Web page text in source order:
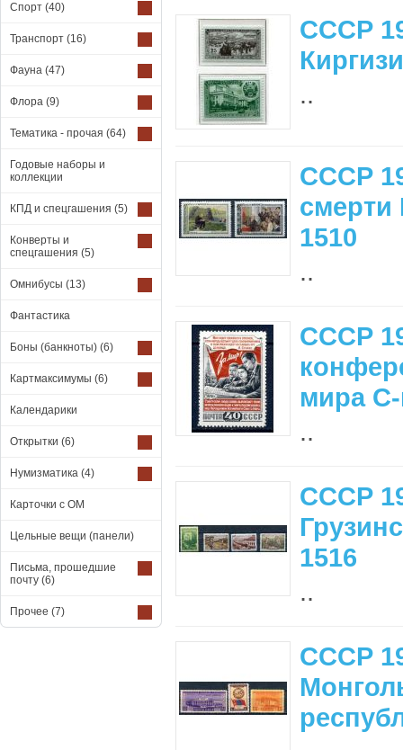
Спорт (40)
Транспорт (16)
Фауна (47)
Флора (9)
Тематика - прочая (64)
Годовые наборы и
коллекции
КПД и спецгашения (5)
Конверты и
спецгашения (5)
Омнибусы (13)
Фантастика
Боны (банкноты) (6)
Картмаксимумы (6)
Календарики
Открытки (6)
Нумизматика (4)
Карточки с ОМ
Цельные вещи (панели)
Письма, прошедшие
почту (6)
Прочее (7)
СССР
..
СССР
смерти
1510
..
СССР
мира С-
..
СССР
1516
..
СССР